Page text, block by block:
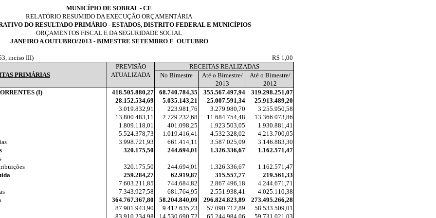
MUNICÍPIO DE SOBRAL - CE
RELATÓRIO RESUMIDO DA EXECUÇÃO ORÇAMENTÁRIA
DO RESULTADO PRIMÁRIO - ESTADOS, DISTRITO FEDERAL E MUNICÍPIOS
ORÇAMENTOS FISCAL E DA SEGURIDADE SOCIAL
JANEIRO A OUTUBRO/2013 - BIMESTRE SETEMBRO E OUTUBRO
inciso III)
R$ 1,00
PREVISÃO
RECEITAS REALIZADAS
PRIMÁRIAS
ATUALIZADA No Bimestre Até o Bimestre/
Até o Bimestre/
2013
2012
(I)
418.505.880,27 68.740.784,35 355.567.497,94
319.298.251,07
28.152.534,69
5.035.143,21 25.007.591,34
25.913.489,20
3.019.832,91
223.981,76 3.279.980,70
3.255.950,58
13.800.483,11
2.729.232,68 11.684.754,48
13.366.073,86
1.809.118,01
401.098,25 1.923.503,05
1.930.881,41
5.524.378,73
1.019.416,41 4.532.328,02
4.213.700,05
3.998.721,93 661.414,11 3.587.025,09
3.146.883,30
320.175,50 244.694,01 1.326.336,67
1.162.571,47
320.175,50 244.694,01 1.326.336,67
1.162.571,47
259.284,27 62.919,87 315.557,77
219.561,33
7.603.211,85
744.684,82 2.867.496,18
4.244.671,71
7.343.927,58 681.764,95 2.551.938,41
4.025.110,38
364.767.367,80 58.204.840,09 296.824.823,89
273.495.266,28
87.901.943,90
9.412.635,23 57.090.712,89
58.533.509,01
83.910.234,98
14.530.690,72 65.244.984,06 59.731.021,03